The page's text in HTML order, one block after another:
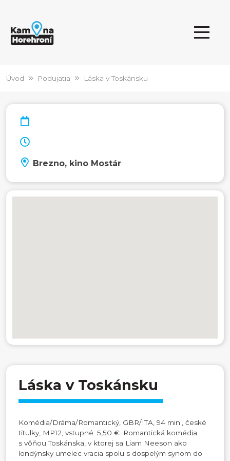
Úvod Podujatia Láska v Toskánsku
Brezno, kino Mostár
Láska v Toskánsku
Komédia/Dráma/Romantický, GBR/ITA, 94 min., české
titulky, MP12, vstupné: 5,50 €. Romantická komédia
s vôňou Toskánska, v ktorej sa Liam Neeson ako
londýnsky umelec vracia spolu s dospelým synom do